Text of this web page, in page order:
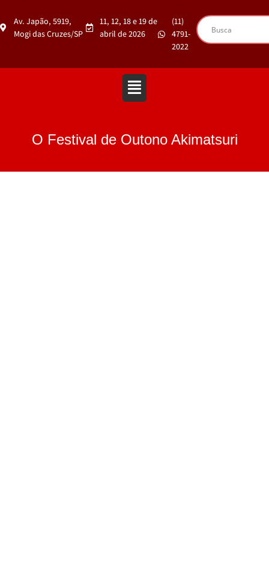
Av. Japão, 5919,
Mogi das Cruzes/SP
11, 12, 18 e 19 de
abril de 2026
(11)
4791-
2022
O Festival de Outono Akimatsuri